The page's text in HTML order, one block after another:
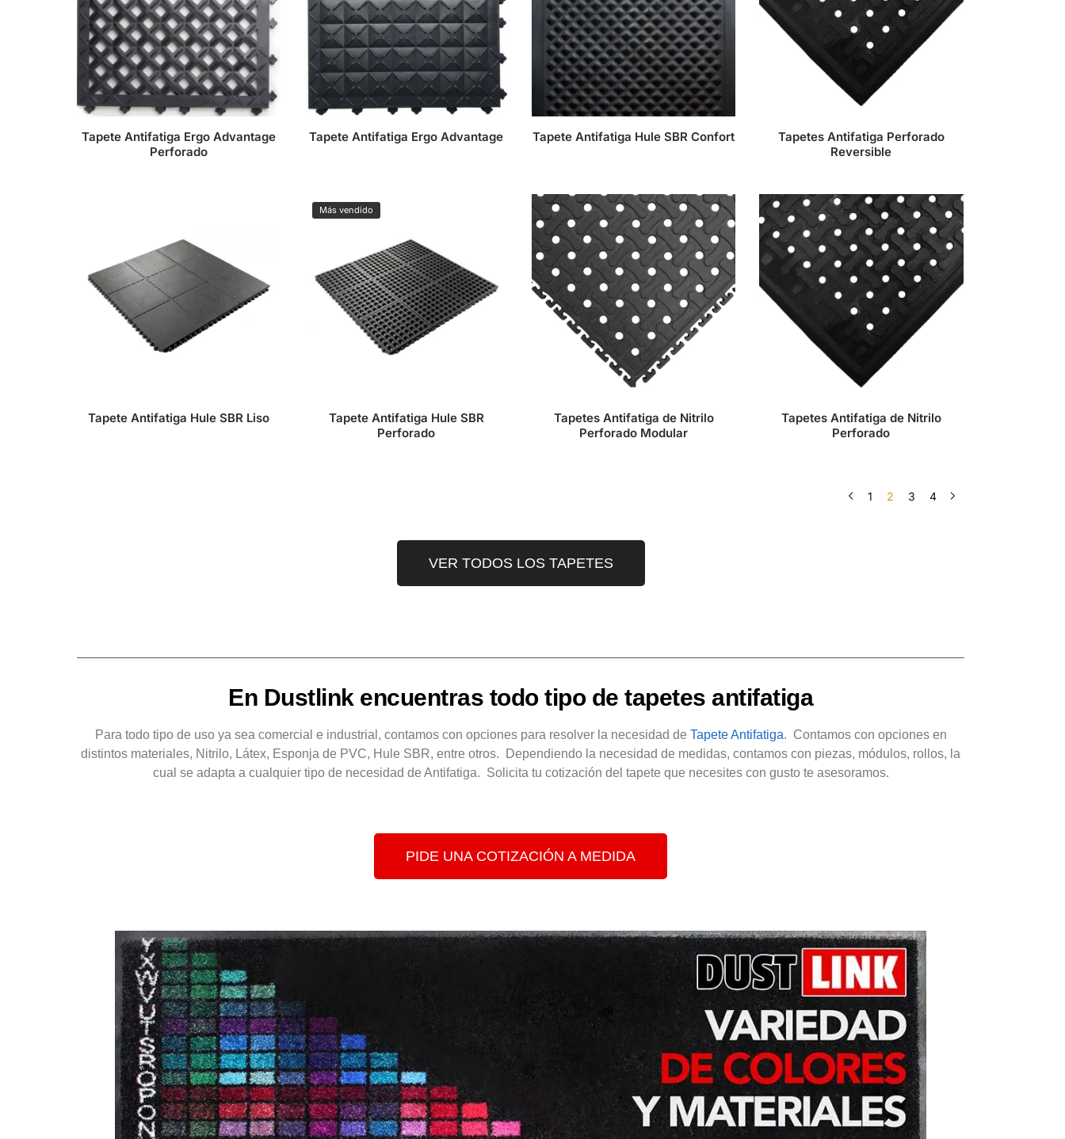
Tapete Antifatiga Ergo Advantage
Perforado
Tapete Antifatiga Ergo Advantage Tapete Antifatiga Hule SBR Confort
Tapetes Antifatiga Perforado
Reversible
Tapete Antifatiga Hule SBR Liso
Más vendido
Tapete Antifatiga Hule SBR
Perforado
Tapetes Antifatiga de Nitrilo
Perforado Modular
Tapetes Antifatiga de Nitrilo
Perforado
1 2 3 4
VER TODOS LOS TAPETES
En Dustlink encuentras todo tipo de tapetes antifatiga
Para todo tipo de uso ya sea comercial e industrial, contamos con opciones para resolver la necesidad de Tapete Antifatiga. Contamos con opciones en
distintos materiales, Nitrilo, Látex, Esponja de PVC, Hule SBR, entre otros. Dependiendo la necesidad de medidas, contamos con piezas, módulos, rollos, la
cual se adapta a cualquier tipo de necesidad de Antifatiga. Solicita tu cotización del tapete que necesites con gusto te asesoramos.
PIDE UNA COTIZACIÓN A MEDIDA